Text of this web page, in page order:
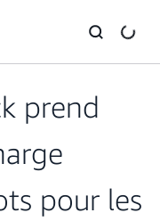
prend
pour les